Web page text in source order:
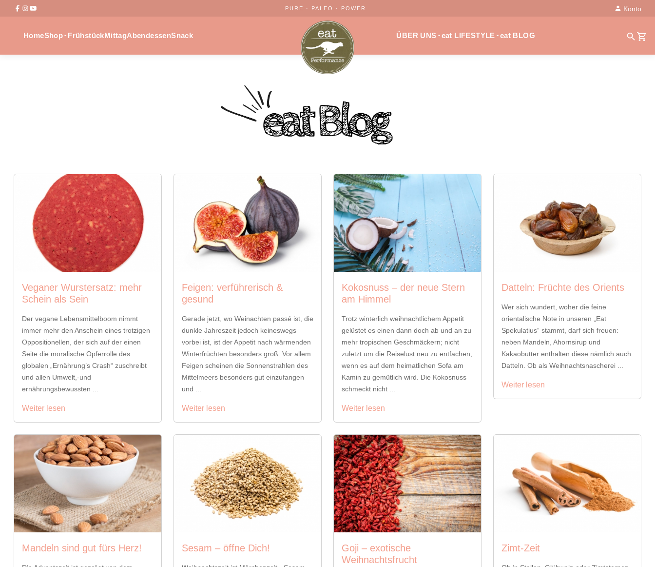
PURE · PALEO · POWER Konto
HomeShop FrühstückMittagAbendessenSnack ÜBER UNS eat LIFESTYLE eat BLOG
Veganer Wurstersatz: mehr
Schein als Sein
Der vegane Lebensmittelboom nimmt
immer mehr den Anschein eines trotzigen
Oppositionellen, der sich auf der einen
Seite die moralische Opferrolle des
globalen „Ernährung’s Crash“ zuschreibt
und allen Umwelt,-und
ernährungsbewussten ...
Weiter lesen
Feigen: verführerisch &
gesund
Gerade jetzt, wo Weinachten passé ist, die
dunkle Jahreszeit jedoch keineswegs
vorbei ist, ist der Appetit nach wärmenden
Winterfrüchten besonders groß. Vor allem
Feigen scheinen die Sonnenstrahlen des
Mittelmeers besonders gut einzufangen
und ...
Weiter lesen
Kokosnuss – der neue Stern
am Himmel
Trotz winterlich weihnachtlichem Appetit
gelüstet es einen dann doch ab und an zu
mehr tropischen Geschmäckern; nicht
zuletzt um die Reiselust neu zu entfachen,
wenn es auf dem heimatlichen Sofa am
Kamin zu gemütlich wird. Die Kokosnuss
schmeckt nicht ...
Weiter lesen
Datteln: Früchte des Orients
Wer sich wundert, woher die feine
orientalische Note in unseren „Eat
Spekulatius“ stammt, darf sich freuen:
neben Mandeln, Ahornsirup und
Kakaobutter enthalten diese nämlich auch
Datteln. Ob als Weihnachtsnascherei ...
Weiter lesen
Mandeln sind gut fürs Herz! Sesam – öffne Dich!
Goji – exotische
Weihnachtsfrucht
Zimt-Zeit